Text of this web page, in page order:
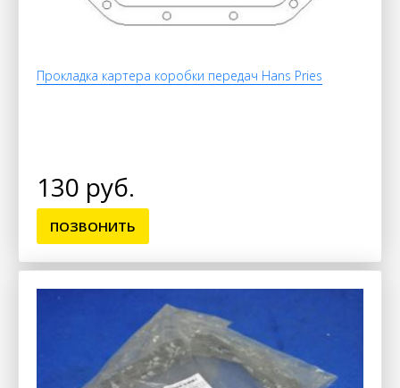
Прокладка картера коробки передач Hans Pries
130 руб.
ПОЗВОНИТЬ